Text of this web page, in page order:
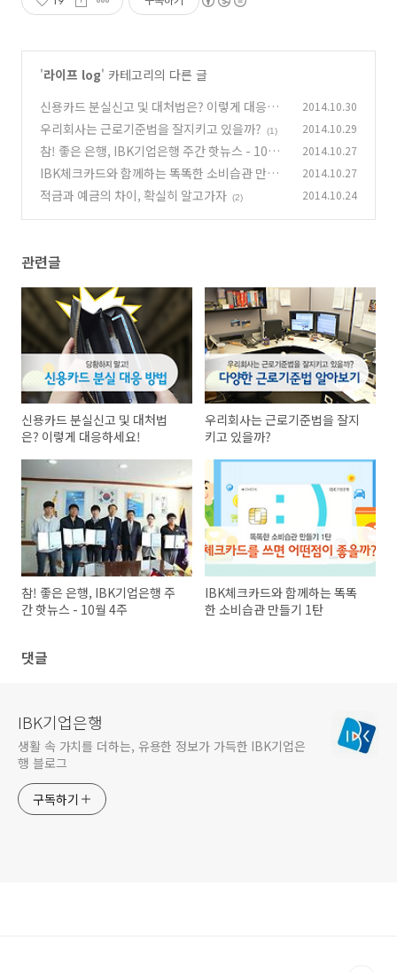
'라이프 log' 카테고리의 다른 글
신용카드 분실신고 및 대처법은? 이렇게 대응하
세요!
(0)
2014.10.30
우리회사는 근로기준법을 잘지키고 있을까? (1) 2014.10.29
참! 좋은 은행, IBK기업은행 주간 핫뉴스 - 10월
4주 (0)
2014.10.27
IBK체크카드와 함께하는 똑똑한 소비습관 만들
기 1탄 (0)
2014.10.27
적금과 예금의 차이, 확실히 알고가자 (2) 2014.10.24
관련글
신용카드 분실신고 및 대처법
은? 이렇게 대응하세요!
우리회사는 근로기준법을 잘지
키고 있을까?
참! 좋은 은행, IBK기업은행 주
간 핫뉴스 - 10월 4주
IBK체크카드와 함께하는 똑똑
한 소비습관 만들기 1탄
댓글
IBK기업은행
생활 속 가치를 더하는, 유용한 정보가 가득한 IBK기업은
행 블로그
구독하기